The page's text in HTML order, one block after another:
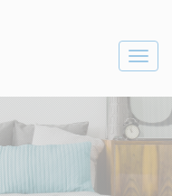
Toggle